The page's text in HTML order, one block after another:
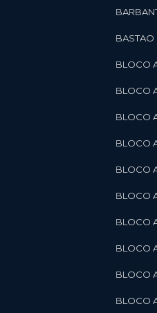
BLOCO
BLOCO
BLOCO
BLOCO
BLOCO
BLOCO